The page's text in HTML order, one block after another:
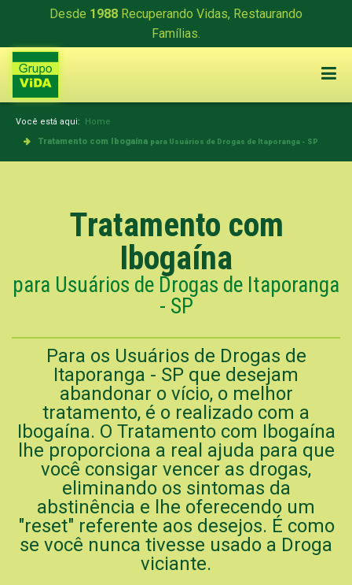
Desde 1988 Recuperando Vidas, Restaurando
Famílias.
Você está aqui: Home
Tratamento com Ibogaína para Usuários de Drogas de Itaporanga - SP
Tratamento com
Ibogaína
para Usuários de Drogas de Itaporanga
- SP
Para os Usuários de Drogas de
Itaporanga - SP que desejam
abandonar o vício, o melhor
tratamento, é o realizado com a
Ibogaína. O Tratamento com Ibogaína
lhe proporciona a real ajuda para que
você consigar vencer as drogas,
eliminando os sintomas da
abstinência e lhe oferecendo um
"reset" referente aos desejos. É como
se você nunca tivesse usado a Droga
viciante.